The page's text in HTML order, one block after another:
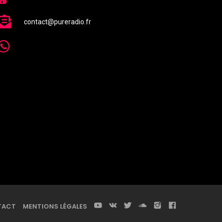
contact@pureradio.fr
MENTIONS LÉGALES